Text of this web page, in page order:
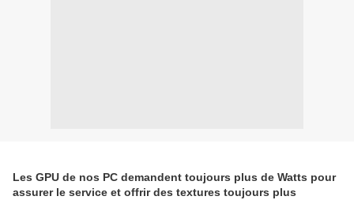
Les GPU de nos PC demandent toujours plus de Watts pour
assurer le service et offrir des textures toujours plus